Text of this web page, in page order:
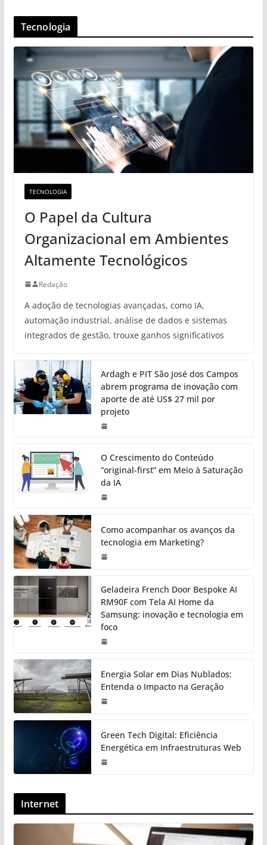
Tecnologia
TECNOLOGIA
O Papel da Cultura
Organizacional em Ambientes
Altamente Tecnológicos
Redação
A adoção de tecnologias avançadas, como IA,
automação industrial, análise de dados e sistemas
integrados de gestão, trouxe ganhos significativos
Ardagh e PIT São José dos Campos
abrem programa de inovação com
aporte de até US$ 27 mil por
projeto
O Crescimento do Conteúdo
“original-first” em Meio à Saturação
da IA
Como acompanhar os avanços da
tecnologia em Marketing?
Geladeira French Door Bespoke AI
RM90F com Tela AI Home da
Samsung: inovação e tecnologia em
foco
Energia Solar em Dias Nublados:
Entenda o Impacto na Geração
Green Tech Digital: Eficiência
Energética em Infraestruturas Web
Internet